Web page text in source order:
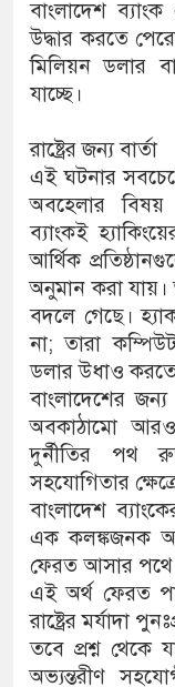
বাংলাদেশ
উদ্ধার করতে
মিলিয়ন ডলার
যাচ্ছে।
রাষ্ট্রের জন্য বার্তা
এই ঘটনার
অবহেলার
ব্যাংকই
আর্থিক
অনুমান করা
বদলে গেছে।
না; তারা
ডলার উধাও
বাংলাদেশের জন্য
অবকাঠামো আরও
দুর্নীতির পথ
সহযোগিতার
বাংলাদেশ
এক কলঙ্কজনক
ফেরত আসার পথে
এই অর্থ ফেরত
রাষ্ট্রের মর্যাদা
তবে প্রশ্ন থেকে
অভ্যন্তরীণ